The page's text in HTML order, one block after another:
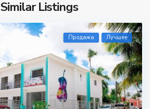
Similar Listings
Продажа Лучшее